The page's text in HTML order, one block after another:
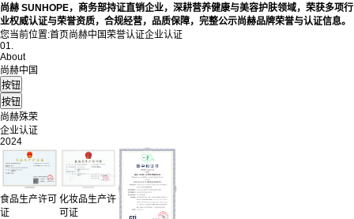
尚赫 SUNHOPE，商务部持证直销企业，深耕营养健康与美容护肤领域，荣获多项行
业权威认证与荣誉资质，合规经营，品质保障，完整公示尚赫品牌荣誉与认证信息。
您当前位置:首页尚赫中国荣誉认证企业认证
01.
About
尚赫中国
尚赫殊荣
企业认证
2024
食品生产许可
证
化妆品生产许
可证